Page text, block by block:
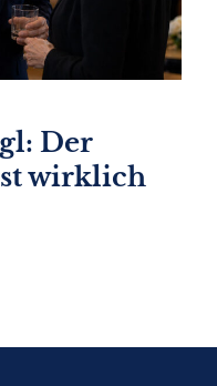
Der
wirklich